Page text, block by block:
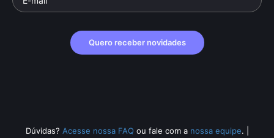
Quero receber novidades
Dúvidas? Acesse nossa FAQ ou fale com a nossa equipe.